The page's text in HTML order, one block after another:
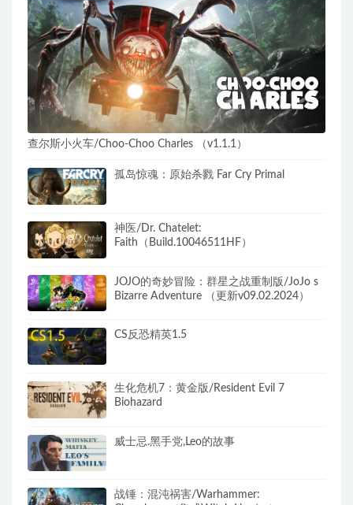
查尔斯小火车/Choo-Choo Charles （v1.1.1）
孤岛惊魂：原始杀戮 Far Cry Primal
神医/Dr. Chatelet:
Faith（Build.10046511HF）
JOJO的奇妙冒险：群星之战重制版/JoJo s
Bizarre Adventure （更新v09.02.2024）
CS反恐精英1.5
生化危机7：黄金版/Resident Evil 7
Biohazard
威士忌.黑手党,Leo的故事
战锤：混沌祸害/Warhammer: